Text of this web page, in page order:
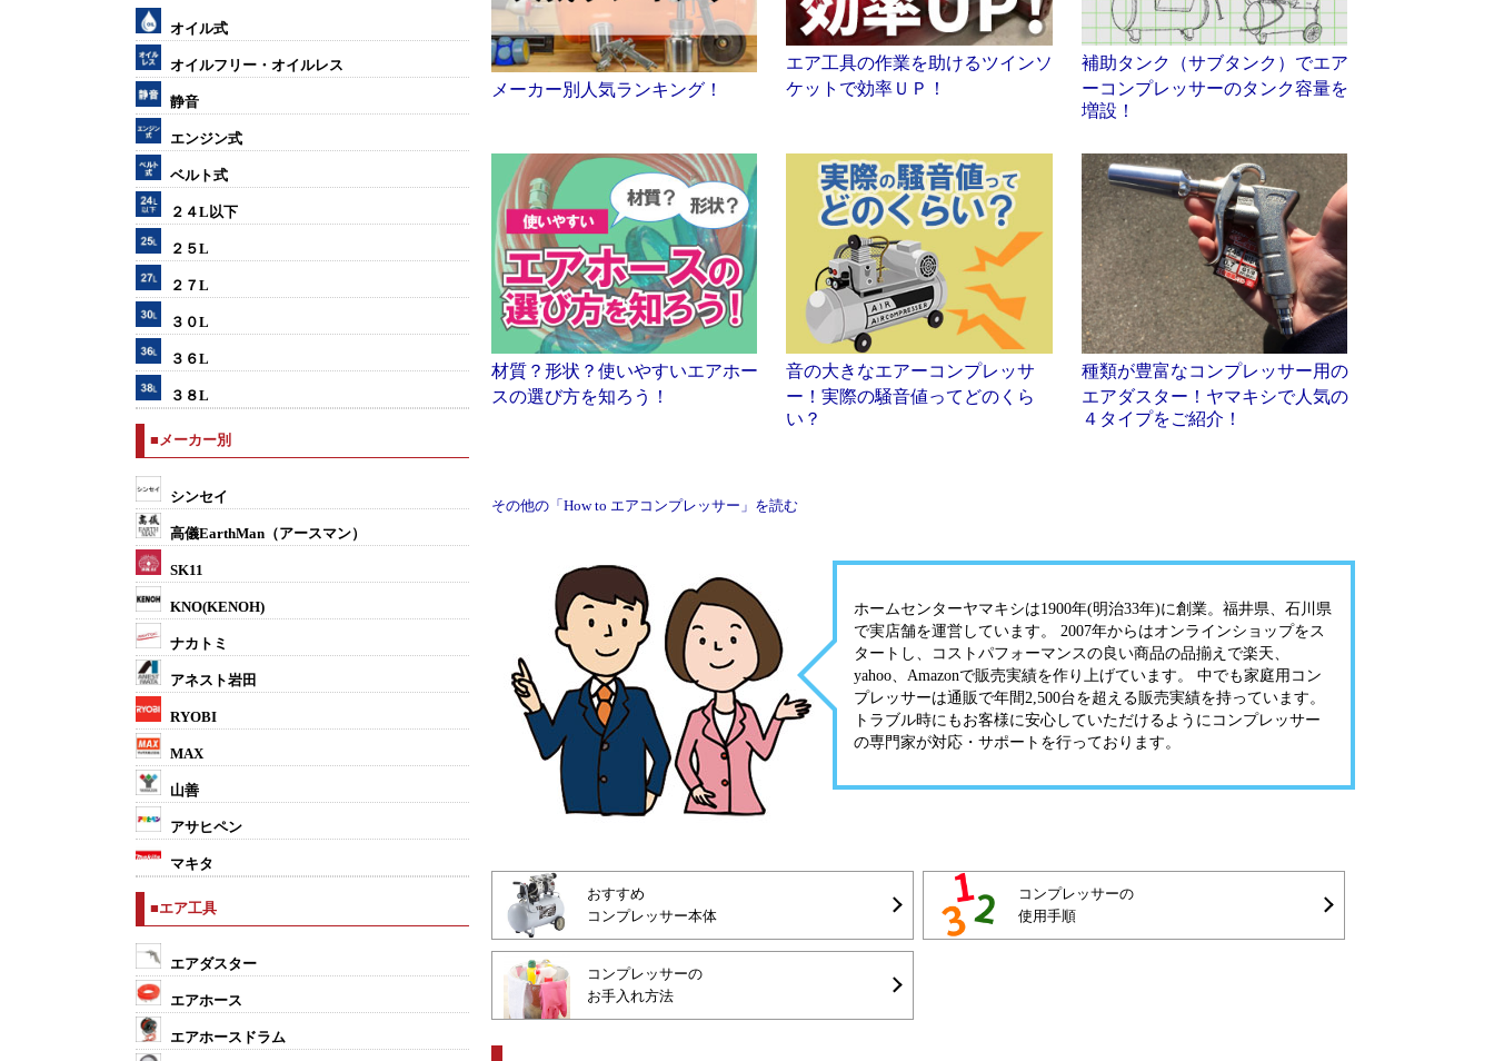
オイル式
オイルフリー・オイルレス
静音
エンジン式
ベルト式
２４L以下
２５L
２７L
３０L
３６L
３８L
■メーカー別
シンセイ
高儀EarthMan（アースマン）
SK11
KNO(KENOH)
ナカトミ
アネスト岩田
RYOBI
MAX
山善
アサヒペン
マキタ
■エア工具
エアダスター
エアホース
エアホースドラム
メーカー別人気ランキング！
エア工具の作業を助けるツインソ
ケットで効率ＵＰ！
補助タンク（サブタンク）でエア
ーコンプレッサーのタンク容量を
増設！
材質？形状？使いやすいエアホー
スの選び方を知ろう！
音の大きなエアーコンプレッサ
ー！実際の騒音値ってどのくら
い？
種類が豊富なコンプレッサー用の
エアダスター！ヤマキシで人気の
４タイプをご紹介！
その他の「How to エアコンプレッサー」を読む
ホームセンターヤマキシは1900年(明治33年)に創業。福井県、石川県
で実店舗を運営しています。 2007年からはオンラインショップをス
タートし、コストパフォーマンスの良い商品の品揃えで楽天、
yahoo、Amazonで販売実績を作り上げています。 中でも家庭用コン
プレッサーは通販で年間2,500台を超える販売実績を持っています。
トラブル時にもお客様に安心していただけるようにコンプレッサー
の専門家が対応・サポートを行っております。
おすすめ
コンプレッサー本体
コンプレッサーの
使用手順
コンプレッサーの
お手入れ方法